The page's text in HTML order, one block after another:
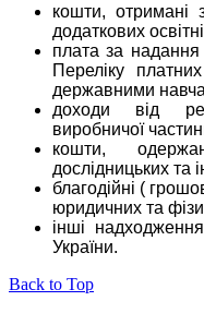
кошти, отримані
додаткових
плата за надання
Переліку
державними
доходи від
виробничої
кошти,
дослідницьких та
благодійні (
юридичних та
інші
України.
Back to Top